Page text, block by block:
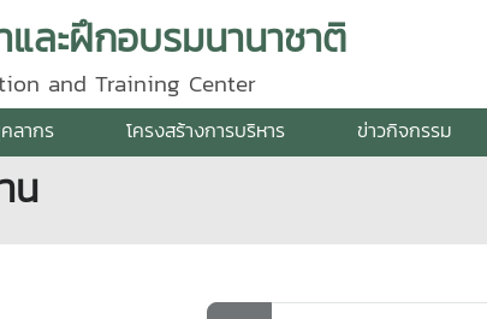
ละฝึกอบรมนานาชาติ
and Training Center
ลากร โครงสร้างการบริหาร ข่าวกิจกรรม
น